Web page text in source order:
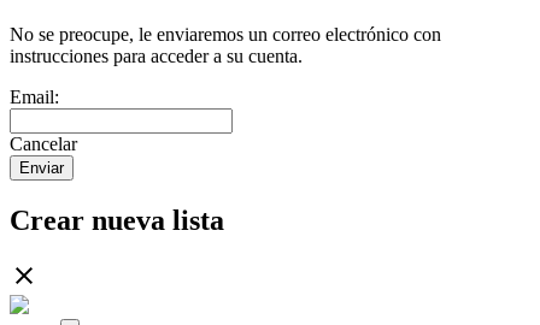
No se preocupe, le enviaremos un correo electrónico con
instrucciones para acceder a su cuenta.
Email:
Cancelar
Enviar
Crear nueva lista